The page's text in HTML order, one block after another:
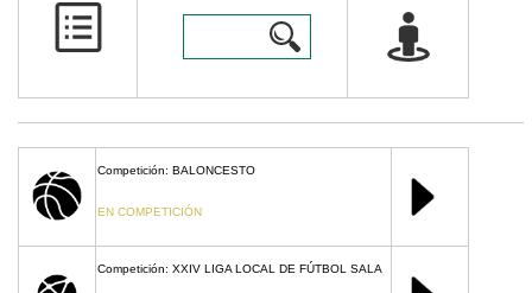
Competición: BALONCESTO
EN COMPETICIÓN
Competición: XXIV LIGA LOCAL DE FÚTBOL SALA